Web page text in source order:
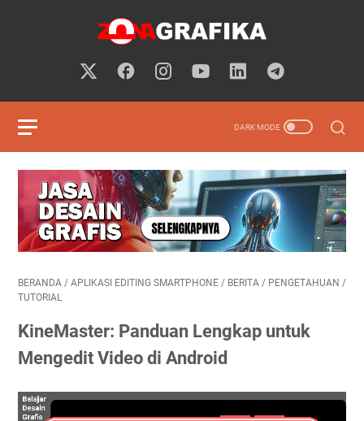
BERANDA / APLIKASI EDITING SMARTPHONE / BERITA / PENGETAHUAN /
TUTORIAL
KineMaster: Panduan Lengkap untuk
Mengedit Video di Android